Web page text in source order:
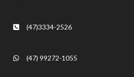
(47)3334-2526
(47) 99272-1055